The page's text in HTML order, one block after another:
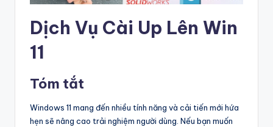
Dịch Vụ Cài Up Lên Win
11
Tóm tắt
Windows 11 mang đến nhiều tính năng và cải tiến mới hứa
hẹn sẽ nâng cao trải nghiệm người dùng. Nếu bạn muốn